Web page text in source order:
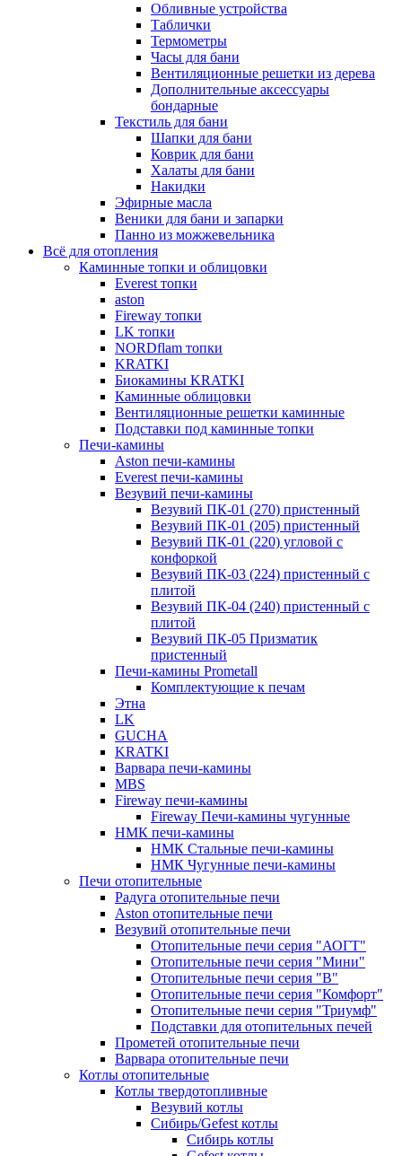
Обливные устройства
Таблички
Термометры
Часы для бани
Вентиляционные решетки из дерева
Дополнительные аксессуары
бондарные
Текстиль для бани
Шапки для бани
Коврик для бани
Халаты для бани
Накидки
Эфирные масла
Веники для бани и запарки
Панно из можжевельника
Всё для отопления
Каминные топки и облицовки
Everest топки
aston
Fireway топки
LK топки
NORDflam топки
KRATKI
Биокамины KRATKI
Каминные облицовки
Вентиляционные решетки каминные
Подставки под каминные топки
Печи-камины
Aston печи-камины
Everest печи-камины
Везувий печи-камины
Везувий ПК-01 (270) пристенный
Везувий ПК-01 (205) пристенный
Везувий ПК-01 (220) угловой с
конфоркой
Везувий ПК-03 (224) пристенный с
плитой
Везувий ПК-04 (240) пристенный с
плитой
Везувий ПК-05 Призматик
пристенный
Печи-камины Prometall
Комплектующие к печам
Этна
LK
GUCHA
KRATKI
Варвара печи-камины
MBS
Fireway печи-камины
Fireway Печи-камины чугунные
НМК печи-камины
НМК Стальные печи-камины
НМК Чугунные печи-камины
Печи отопительные
Радуга отопительные печи
Aston отопительные печи
Везувий отопительные печи
Отопительные печи серия "АОГТ"
Отопительные печи серия "Мини"
Отопительные печи серия "В"
Отопительные печи серия "Комфорт"
Отопительные печи серия "Триумф"
Подставки для отопительных печей
Прометей отопительные печи
Варвара отопительные печи
Котлы отопительные
Котлы твердотопливные
Везувий котлы
Сибирь/Gefest котлы
Сибирь котлы